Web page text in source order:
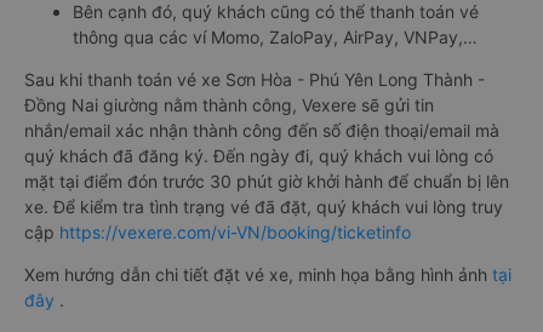
Bên cạnh đó, quý khách cũng có thể thanh toán vé
thông qua các ví Momo, ZaloPay, AirPay, VNPay,…
Sau khi thanh toán vé xe Sơn Hòa - Phú Yên Long Thành -
Đồng Nai giường nằm thành công, Vexere sẽ gửi tin
nhắn/email xác nhận thành công đến số điện thoại/email mà
quý khách đã đăng ký. Đến ngày đi, quý khách vui lòng có
mặt tại điểm đón trước 30 phút giờ khởi hành để chuẩn bị lên
xe. Để kiểm tra tình trạng vé đã đặt, quý khách vui lòng truy
cập https://vexere.com/vi-VN/booking/ticketinfo
Xem hướng dẫn chi tiết đặt vé xe, minh họa bằng hình ảnh tại
đây .